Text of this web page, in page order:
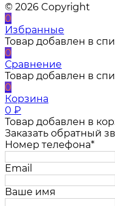
© 2026 Copyright
0
Избранные
Товар добавлен в
0
Сравнение
Товар добавлен в
0
Корзина
0 ₽
Товар добавлен в
Заказать обратный
Номер телефона*
Email
Ваше имя